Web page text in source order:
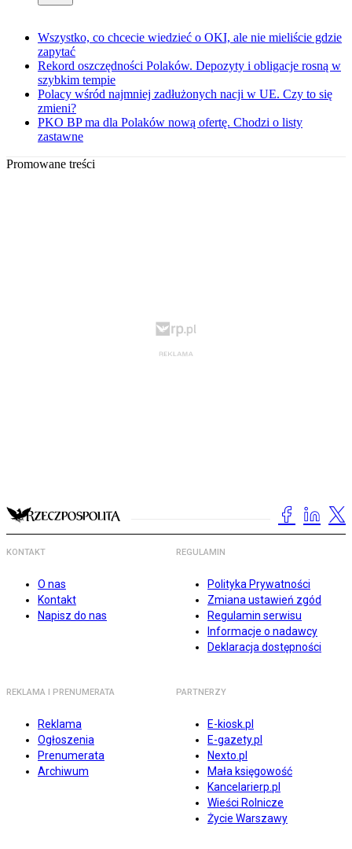
Wszystko, co chcecie wiedzieć o OKI, ale nie mieliście gdzie
zapytać
Rekord oszczędności Polaków. Depozyty i obligacje rosną w
szybkim tempie
Polacy wśród najmniej zadłużonych nacji w UE. Czy to się
zmieni?
PKO BP ma dla Polaków nową ofertę. Chodzi o listy
zastawne
Promowane treści
KONTAKT
O nas
Kontakt
Napisz do nas
REGULAMIN
Polityka Prywatności
Zmiana ustawień zgód
Regulamin serwisu
Informacje o nadawcy
Deklaracja dostępności
REKLAMA I PRENUMERATA
Reklama
Ogłoszenia
Prenumerata
Archiwum
PARTNERZY
E-kiosk.pl
E-gazety.pl
Nexto.pl
Mała księgowość
Kancelarierp.pl
Wieści Rolnicze
Życie Warszawy